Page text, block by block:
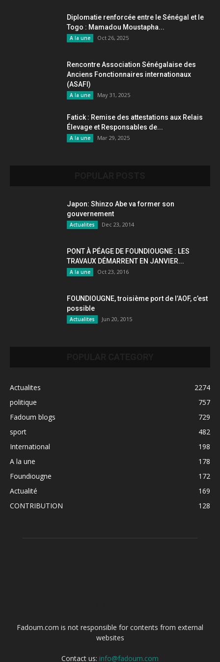
Diplomatie renforcée entre le Sénégal et le
Togo : Mamadou Moustapha...
A la une Oct 26, 2025
Rencontre Association Sénégalaise des
Anciens Fonctionnaires internationaux
(ASAFI)
A la une May 31, 2025
Fatick : Remise des attestations aux Relais
Élevage et Responsables de...
A la une Mar 29, 2025
Japon: Shinzo Abe va former son
gouvernement
Actualites Dec 23, 2014
PONT À PÉAGE DE FOUNDIOUGNE : LES
TRAVAUX DÉMARRENT EN JANVIER...
A la une Oct 23, 2016
FOUNDIOUGNE, troisième port de l’AOF, c’est
possible
Actualites Jun 20, 2015
Actualites
2274
politique
757
Fadoum blogs
729
sport
482
International
198
A la une
178
Foundiougne
172
Actualité
169
CONTRIBUTION
128
Fadoum.com is not responsible for contents from external
websites
Contact us: info@fadoum.com